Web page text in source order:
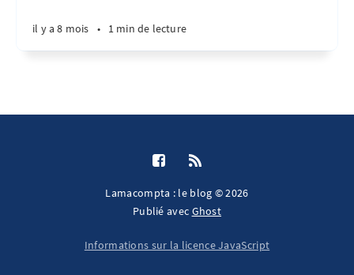
il y a 8 mois • 1 min de lecture
Lamacompta : le blog © 2026
Publié avec Ghost
Informations sur la licence JavaScript